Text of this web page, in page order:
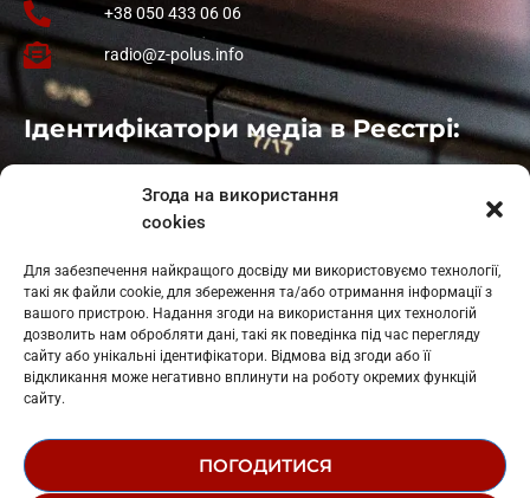
Згода на використання
cookies
Для забезпечення найкращого досвіду ми використовуємо технології,
такі як файли cookie, для збереження та/або отримання інформації з
вашого пристрою. Надання згоди на використання цих технологій
дозволить нам обробляти дані, такі як поведінка під час перегляду
сайту або унікальні ідентифікатори. Відмова від згоди або її
відкликання може негативно вплинути на роботу окремих функцій
сайту.
ПОГОДИТИСЯ
+38 050 433 06 06
radio@z-polus.info
Ідентифікатори медіа в Реєстрі:
: L11-01410
: L11-01801
Косів: L11-01805
Гарасимів: L11-02274